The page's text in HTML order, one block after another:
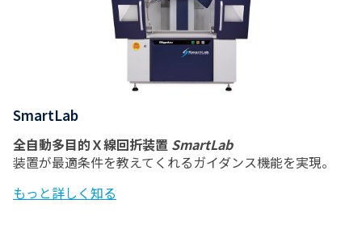
SmartLab
全自動多目的Ｘ線回折装置 SmartLab
装置が最適条件を教えてくれるガイダンス機能を実現。
もっと詳しく知る